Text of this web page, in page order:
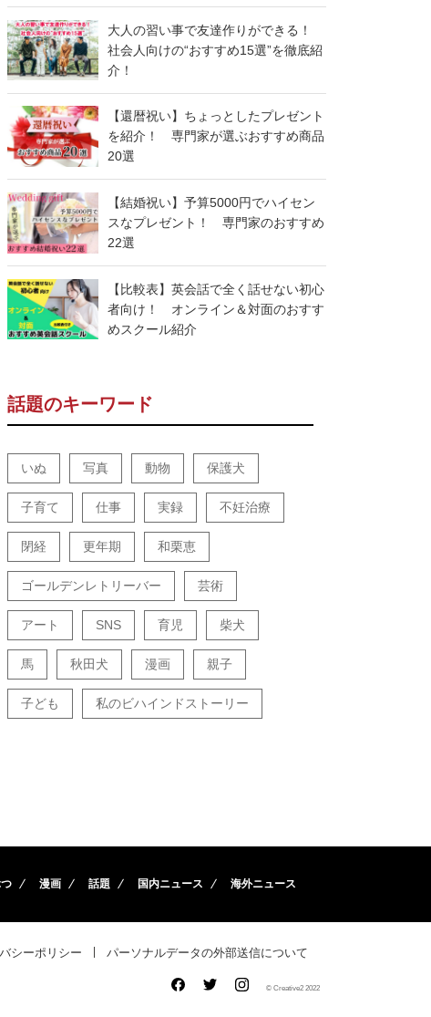
大人の習い事で友達作りができる！
社会人向けの“おすすめ15選”を徹底紹
介！
【還暦祝い】ちょっとしたプレゼント
を紹介！ 専門家が選ぶおすすめ商品
20選
【結婚祝い】予算5000円でハイセン
スなプレゼント！ 専門家のおすすめ
22選
【比較表】英会話で全く話せない初心
者向け！ オンライン＆対面のおすす
めスクール紹介
話題のキーワード
いぬ 写真 動物 保護犬
子育て 仕事 実録 不妊治療
閉経 更年期 和栗恵
ゴールデンレトリーバー 芸術
アート SNS 育児 柴犬
馬 秋田犬 漫画 親子
子ども 私のビハインドストーリー
漫画 話題 国内ニュース 海外ニュース
シーポリシー パーソナルデータの外部送信について
© Creative2 2022